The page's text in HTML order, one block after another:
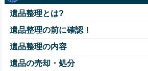
遺品整理とは?
遺品整理の前に確認！
遺品整理の内容
遺品の売却・処分